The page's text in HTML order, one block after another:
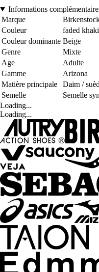
Informations
Marque
Couleur
faded khaki
Couleur dominante Beige
Genre
Mixte
Age
Adulte
Gamme
Arizona
Matière principale
Daim /
Semelle
Semelle
Loading...
Loading...